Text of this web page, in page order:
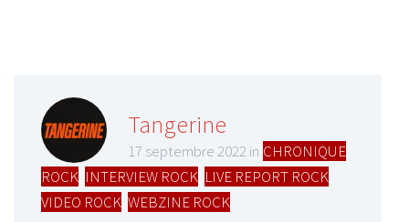
Tangerine
17 septembre 2022 in CHRONIQUE
ROCK INTERVIEW ROCK LIVE REPORT ROCK
VIDEO ROCK WEBZINE ROCK